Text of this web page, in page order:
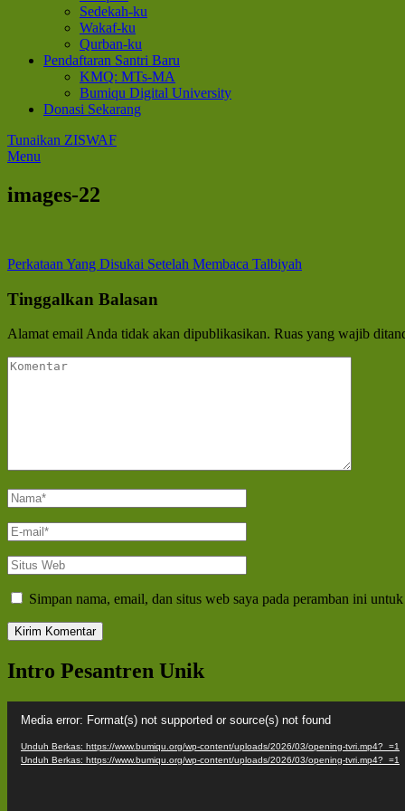
Sedekah-ku
Wakaf-ku
Qurban-ku
Pendaftaran Santri Baru
KMQ: MTs-MA
Bumiqu Digital University
Donasi Sekarang
Tunaikan ZISWAF
Menu
images-22
Navigasi
pos
Perkataan Yang Disukai Setelah Membaca Talbiyah
Tinggalkan Balasan
Alamat email Anda tidak akan dipublikasikan. Ruas yang wajib
Komentar
Nama*
E-
mail*
Situs
Web
Simpan nama, email, dan situs web saya pada peramban ini
Intro Pesantren Unik
Video
Media error: Format(s) not supported or source(s) not found
Unduh Berkas: https://www.bumiqu.org/wp-content/uploads/2026/03/opening-tvri.mp4?_=1
Unduh Berkas: https://www.bumiqu.org/wp-content/uploads/2026/03/opening-tvri.mp4?_=1